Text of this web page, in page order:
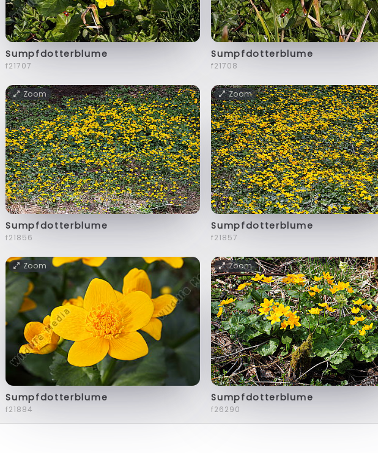
Sumpfdotterblume
f21707
Sumpfdotterblume
f21708
Zoom
Sumpfdotterblume
f21856
Zoom
Sumpfdotterblume
f21857
Zoom
Sumpfdotterblume
f21884
Zoom
Sumpfdotterblume
f26290